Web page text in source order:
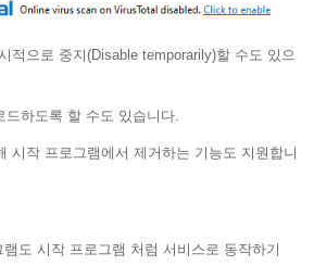
적으로 중지(Disable temporarily)할 수도 있으
하도록 할 수도 있습니다.
시작 프로그램에서 제거하는 기능도 지원합니
도 시작 프로그램 처럼 서비스로 동작하기